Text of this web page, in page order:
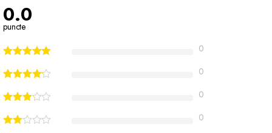
0.0
puncte
0
0
0
0